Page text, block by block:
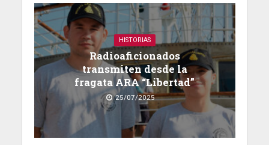
HISTORIAS
Radioaficionados
transmiten desde la
fragata ARA “Libertad”
25/07/2025